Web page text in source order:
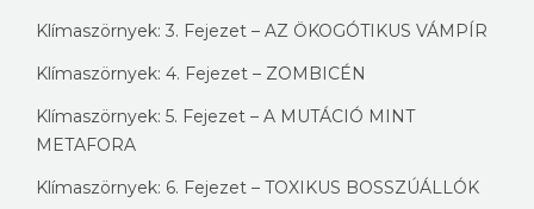
Klímaszörnyek: 3. Fejezet – AZ ÖKOGÓTIKUS VÁMPÍR
Klímaszörnyek: 4. Fejezet – ZOMBICÉN
Klímaszörnyek: 5. Fejezet – A MUTÁCIÓ MINT
METAFORA
Klímaszörnyek: 6. Fejezet – TOXIKUS BOSSZÚÁLLÓK